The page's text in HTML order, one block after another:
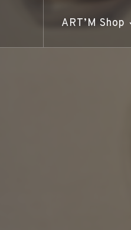
ART’M Shop